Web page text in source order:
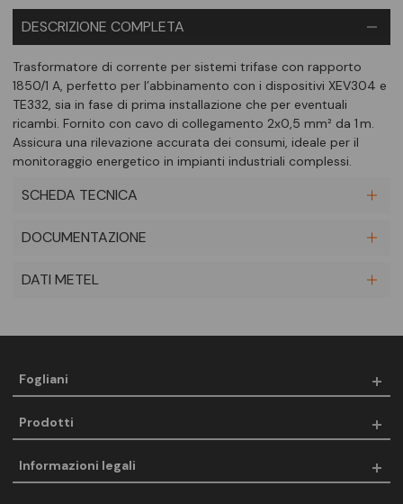
DESCRIZIONE COMPLETA
Trasformatore di corrente per sistemi trifase con rapporto
1850/1 A, perfetto per l’abbinamento con i dispositivi XEV304 e
TE332, sia in fase di prima installazione che per eventuali
ricambi. Fornito con cavo di collegamento 2x0,5 mm² da 1 m.
Assicura una rilevazione accurata dei consumi, ideale per il
monitoraggio energetico in impianti industriali complessi.
SCHEDA TECNICA
DOCUMENTAZIONE
DATI METEL
Fogliani
Prodotti
Informazioni legali